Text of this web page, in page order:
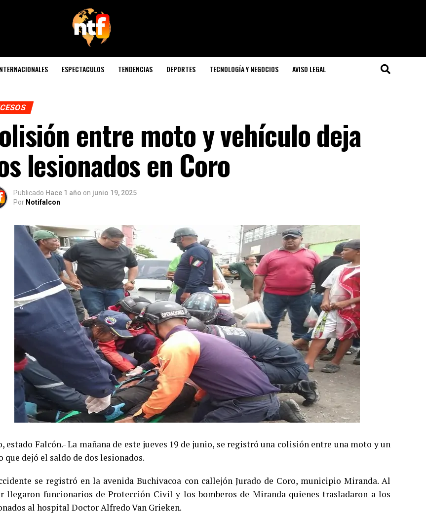
ESPECTACULOS TENDENCIAS DEPORTES TECNOLOGÍA Y NEGOCIOS AVISO LEGAL
entre moto y vehículo deja
lesionados en Coro
Publicado Hace 1 año on junio 19, 2025
Por Notifalcon
estado Falcón.- La mañana de este jueves 19 de junio, se registró una colisión entre una moto y un
que dejó el saldo de dos lesionados.
se registró en la avenida Buchivacoa con callejón Jurado de Coro, municipio Miranda. Al
llegaron funcionarios de Protección Civil y los bomberos de Miranda quienes trasladaron a los
al hospital Doctor Alfredo Van Grieken.